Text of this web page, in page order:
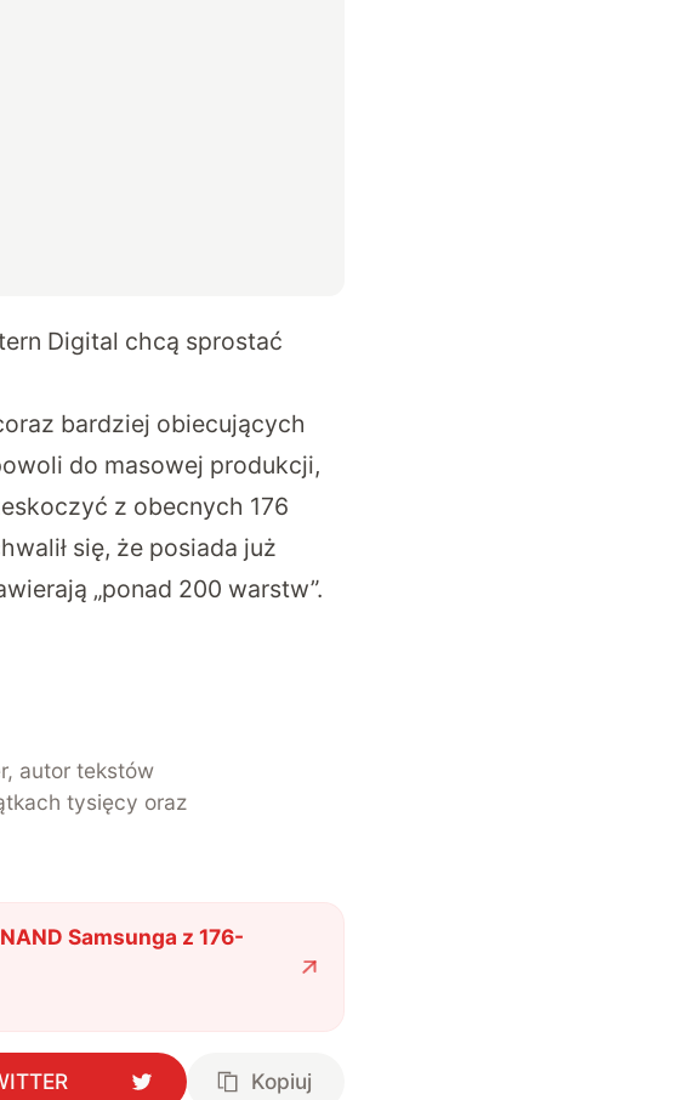
Digital chcą sprostać
bardziej obiecujących
do masowej produkcji,
z obecnych 176
się, że posiada już
„ponad 200 warstw”.
autor tekstów
tysięcy oraz
Samsunga z 176-
Kopiuj